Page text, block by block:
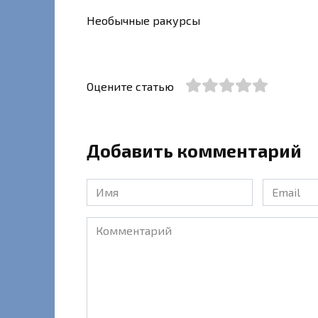
Необычные ракурсы
Оцените статью
Добавить комментарий
Имя
*
Email
*
Комментарий